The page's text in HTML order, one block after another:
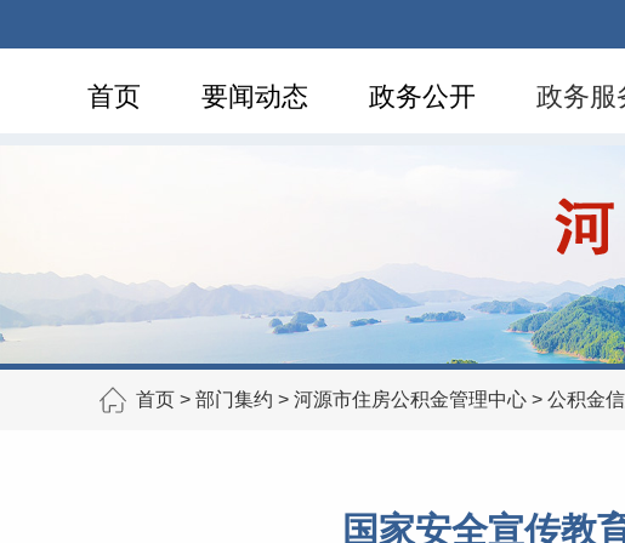
首页 要闻动态 政务公开 政务服
首页 > 部门集约 > 河源市住房公积金管理中心 > 公积金
国家安全宣传教